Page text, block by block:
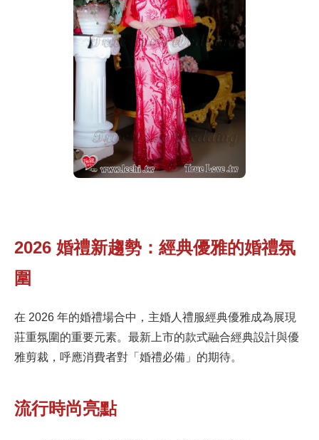
2026 婚禮新趨勢：經典優雅的婚禮氛
圍
在 2026 年的婚禮場合中，主婚人禮服經典優雅成為展現
莊重氛圍的重要元素。最新上市的款式融合經典設計與優
雅剪裁，呼應消費者對「婚禮必備」的期待。
流行時尚亮點